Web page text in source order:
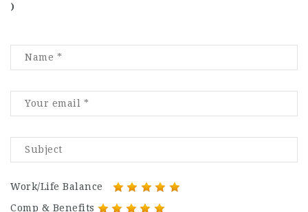
)
Work/Life Balance
Comp & Benefits